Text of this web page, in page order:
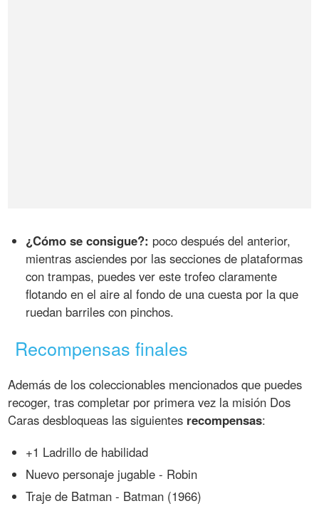
¿Cómo se consigue?: poco después del anterior,
mientras asciendes por las secciones de plataformas
con trampas, puedes ver este trofeo claramente
flotando en el aire al fondo de una cuesta por la que
ruedan barriles con pinchos.
Recompensas finales
Además de los coleccionables mencionados que puedes
recoger, tras completar por primera vez la misión Dos
Caras desbloqueas las siguientes recompensas:
+1 Ladrillo de habilidad
Nuevo personaje jugable - Robin
Traje de Batman - Batman (1966)